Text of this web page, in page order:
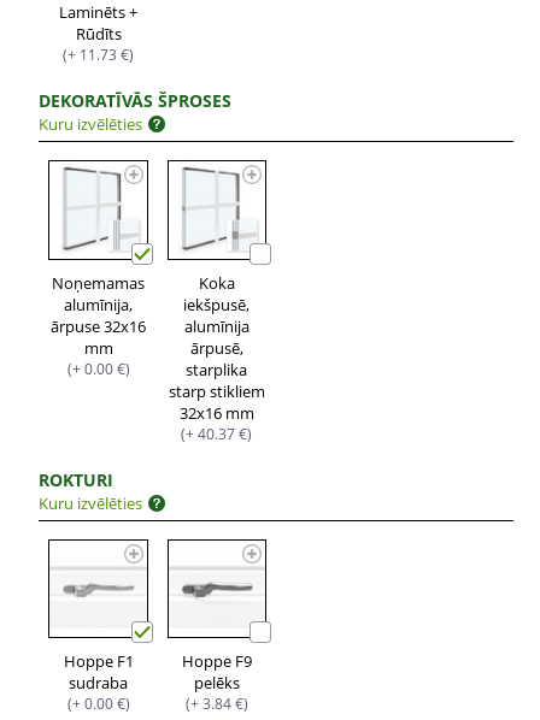
Laminēts +
Rūdīts
(+ 11.73 €)
DEKORATĪVĀS ŠPROSES
Kuru izvēlēties
Noņemamas
alumīnija,
ārpuse 32x16
mm
(+ 0.00 €)
Koka
iekšpusē,
alumīnija
ārpusē,
starplika
starp stikliem
32x16 mm
(+ 40.37 €)
ROKTURI
Kuru izvēlēties
Hoppe F1
sudraba
(+ 0.00 €)
Hoppe F9
pelēks
(+ 3.84 €)